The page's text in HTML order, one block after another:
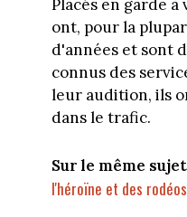
Placés en garde à
ont, pour la
d'années et sont
connus des
leur audition, ils
dans le trafic.
Sur le même
l'héroïne et des rodéos